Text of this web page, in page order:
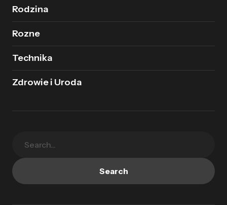
Rodzina
Rozne
Technika
Zdrowie i Uroda
Search